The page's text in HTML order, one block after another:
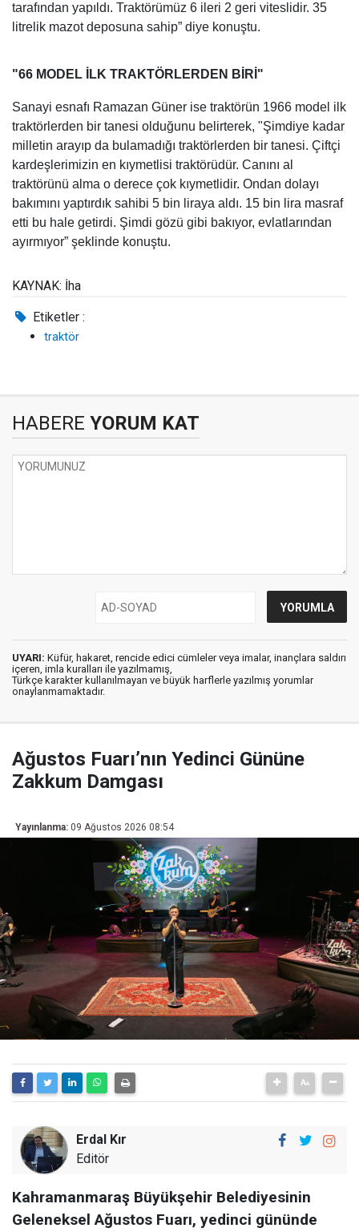
tarafından yapıldı. Traktörümüz 6 ileri 2 geri viteslidir. 35
litrelik mazot deposuna sahip” diye konuştu.
"66 MODEL İLK TRAKTÖRLERDEN BİRİ"
Sanayi esnafı Ramazan Güner ise traktörün 1966 model ilk
traktörlerden bir tanesi olduğunu belirterek, "Şimdiye kadar
milletin arayıp da bulamadığı traktörlerden bir tanesi. Çiftçi
kardeşlerimizin en kıymetlisi traktörüdür. Canını al
traktörünü alma o derece çok kıymetlidir. Ondan dolayı
bakımını yaptırdık sahibi 5 bin liraya aldı. 15 bin lira masraf
etti bu hale getirdi. Şimdi gözü gibi bakıyor, evlatlarından
ayırmıyor” şeklinde konuştu.
KAYNAK: İha
Etiketler :
traktör
HABERE YORUM KAT
UYARI: Küfür, hakaret, rencide edici cümleler veya imalar, inançlara saldırı
içeren, imla kuralları ile yazılmamış,
Türkçe karakter kullanılmayan ve büyük harflerle yazılmış yorumlar
onaylanmamaktadır.
Ağustos Fuarı’nın Yedinci Gününe
Zakkum Damgası
Yayınlanma: 09 Ağustos 2026 08:54
Erdal Kır
Editör
Kahramanmaraş Büyükşehir Belediyesinin
Geleneksel Ağustos Fuarı, yedinci gününde